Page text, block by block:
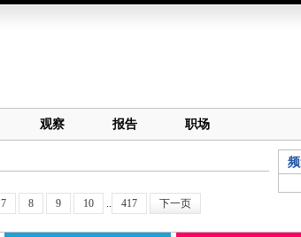
观察 报告 职场
7 8 9 10 .. 417 下一页